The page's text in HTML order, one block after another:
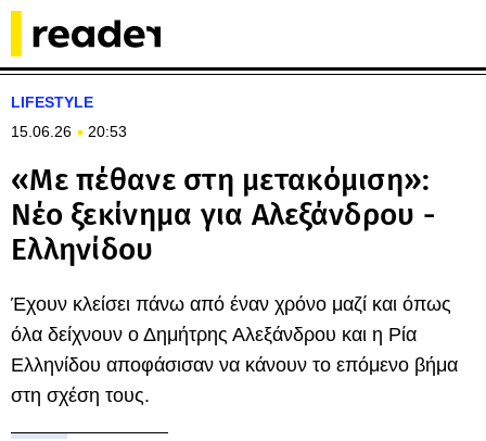
LIFESTYLE
15.06.26
20:53
«Με πέθανε στη μετακόμιση»:
Νέο ξεκίνημα για Αλεξάνδρου -
Ελληνίδου
Έχουν κλείσει πάνω από έναν χρόνο μαζί και όπως
όλα δείχνουν ο Δημήτρης Αλεξάνδρου και η Ρία
Ελληνίδου αποφάσισαν να κάνουν το επόμενο βήμα
στη σχέση τους.